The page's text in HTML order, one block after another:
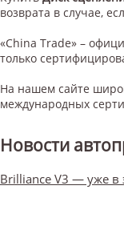
возврата в случае,
«China Trade» –
только
На нашем сайте
международных
Новости
Brilliance V3 — уже в